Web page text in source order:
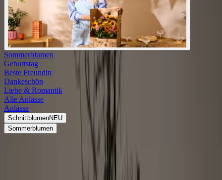
Sommerblumen
Geburtstag
Beste Freundin
Dankeschön
Liebe & Romantik
Alle Anlässe
Anlässe
SchnittblumenNEU
Sommerblumen
BLUME2000 3D Capsule Collection